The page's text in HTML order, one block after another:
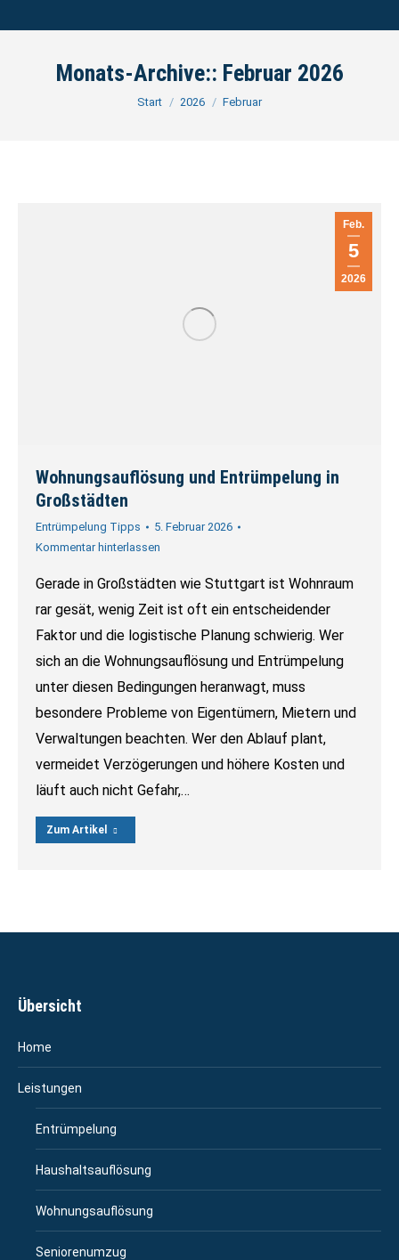
Monats-Archive:: Februar 2026
Sie befinden sich hier:
Start 2026 Februar
Feb.
5
2026
Wohnungsauflösung und Entrümpelung in
Großstädten
Entrümpelung Tipps
5. Februar 2026
Kommentar hinterlassen
Gerade in Großstädten wie Stuttgart ist Wohnraum
rar gesät, wenig Zeit ist oft ein entscheidender
Faktor und die logistische Planung schwierig. Wer
sich an die Wohnungsauflösung und Entrümpelung
unter diesen Bedingungen heranwagt, muss
besondere Probleme von Eigentümern, Mietern und
Verwaltungen beachten. Wer den Ablauf plant,
vermeidet Verzögerungen und höhere Kosten und
läuft auch nicht Gefahr,…
Zum Artikel
Übersicht
Home
Leistungen
Entrümpelung
Haushaltsauflösung
Wohnungsauflösung
Seniorenumzug